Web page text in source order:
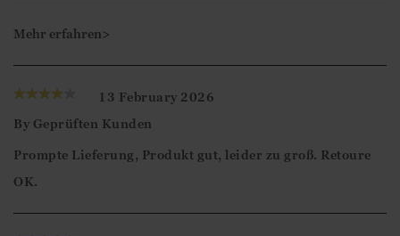
Viele Grüße
Ismini
Mehr erfahren>
13 February 2026
By Geprüften Kunden
Prompte Lieferung, Produkt gut, leider zu groß. Retoure
OK.